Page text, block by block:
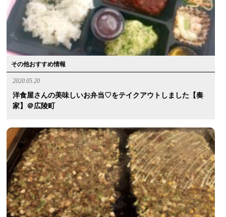
その他おすすめ情報
2020.05.20
洋食屋さんの美味しいお弁当♡をテイクアウトしました【奏
家】＠広陵町